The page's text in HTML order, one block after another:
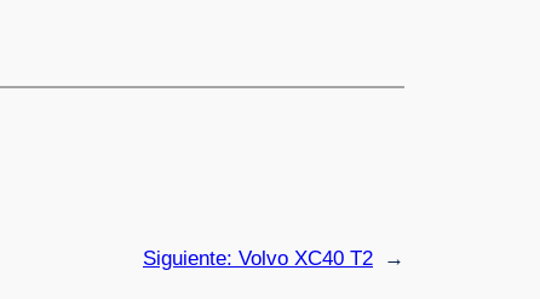
Siguiente: Volvo XC40 T2 →